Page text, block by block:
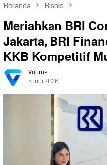
Beranda Bisnis
Meriahkan BRI
Jakarta, BRI
KKB Kompetitif
Vritime
5 Juni 2026